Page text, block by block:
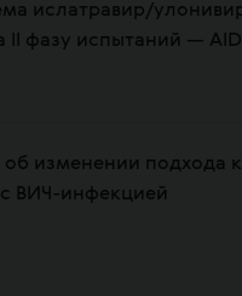
ислатравир/
фазу испытаний —
об изменении подхода
ВИЧ-инфекцией